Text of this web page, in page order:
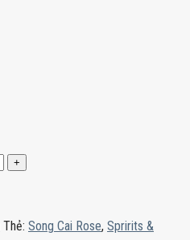
Thẻ: Song Cai Rose, Spririts &